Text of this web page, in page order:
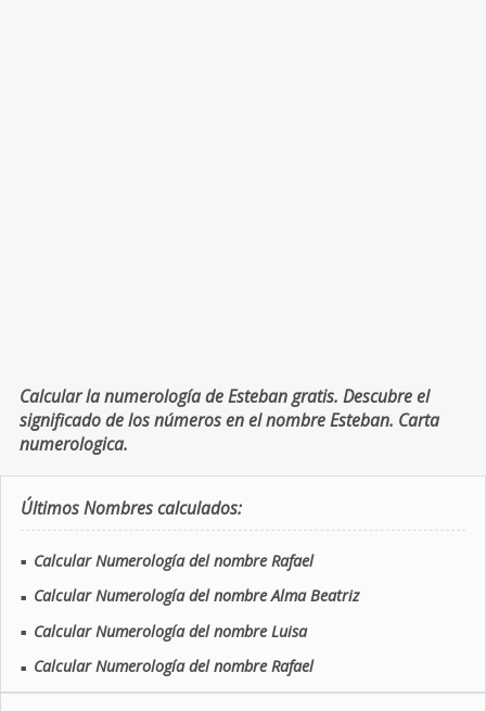
Calcular la numerología de Esteban gratis. Descubre el
significado de los números en el nombre Esteban. Carta
numerologica.
Últimos Nombres calculados:
■ Calcular Numerología del nombre Rafael
■ Calcular Numerología del nombre Alma Beatriz
■ Calcular Numerología del nombre Luisa
■ Calcular Numerología del nombre Rafael